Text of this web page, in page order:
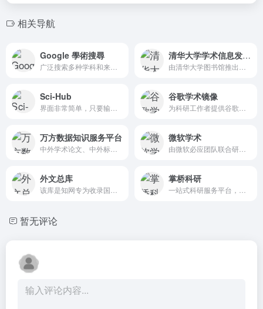
相关导航
Google 學術搜尋 清华大学学术信息发现平台
Sci-Hub 谷歌学术镜像
万方数据知识服务平台 微软学术
外文总库 掌桥科研
暂无评论